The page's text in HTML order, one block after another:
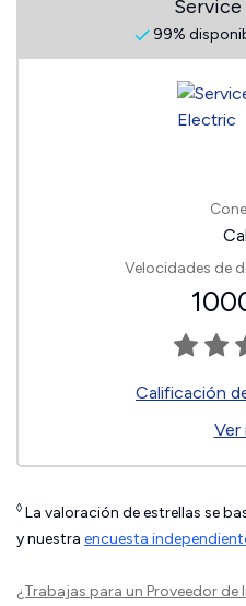
99%
Velocidades de
Calificación
Ver
◊ La valoración de estrellas se
y nuestra encuesta
¿Trabajas para un Proveedor de